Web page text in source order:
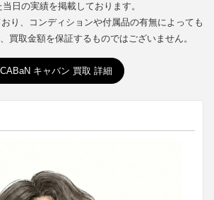
日の実績を掲載しております。
り、コンディションや付属品の有無によっても
買取金額を保証するものではございません。
CABaN キャバン 買取 詳細